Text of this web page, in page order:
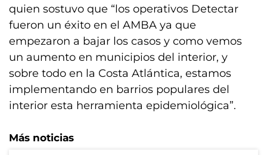
quien sostuvo que “los operativos Detectar
fueron un éxito en el AMBA ya que
empezaron a bajar los casos y como vemos
un aumento en municipios del interior, y
sobre todo en la Costa Atlántica, estamos
implementando en barrios populares del
interior esta herramienta epidemiológica”.
Más noticias